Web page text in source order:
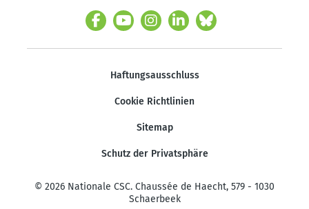
Haftungsausschluss
Cookie Richtlinien
Sitemap
Schutz der Privatsphäre
© 2026 Nationale CSC. Chaussée de Haecht, 579 - 1030
Schaerbeek